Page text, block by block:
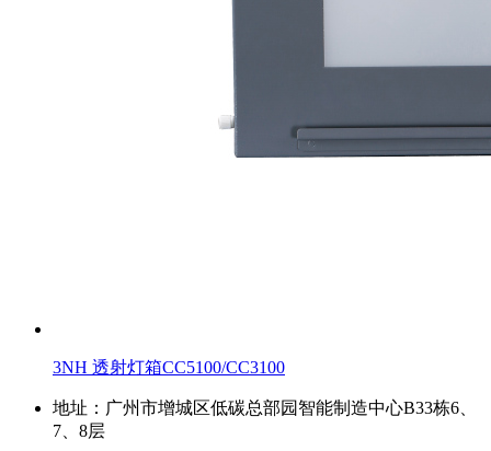
3NH 透射灯箱CC5100/CC3100
地址：广州市增城区低碳总部园智能制造中心B33栋6、
7、8层